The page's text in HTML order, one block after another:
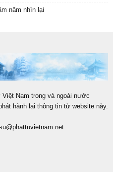
năm nhìn lại
Việt Nam trong và ngoài nước
hành lại thông tin từ website này.